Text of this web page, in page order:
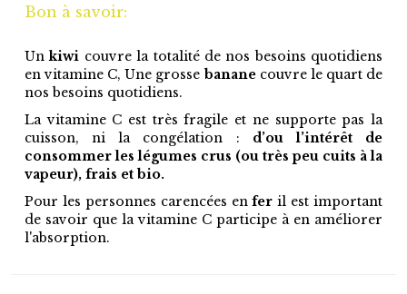
Bon à savoir:
Un kiwi couvre la totalité de nos besoins quotidiens
en vitamine C, Une grosse banane couvre le quart de
nos besoins quotidiens.
La vitamine C est très fragile et ne supporte pas la
cuisson, ni la congélation : d’ou l’intérêt de
consommer les légumes crus (ou très peu cuits à la
vapeur), frais et bio.
Pour les personnes carencées enferil est important
de savoir que la vitamine C participe à en améliorer
l'absorption.